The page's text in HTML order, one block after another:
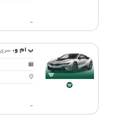
-
ب ام و، سری I، Bmw Series-I
-